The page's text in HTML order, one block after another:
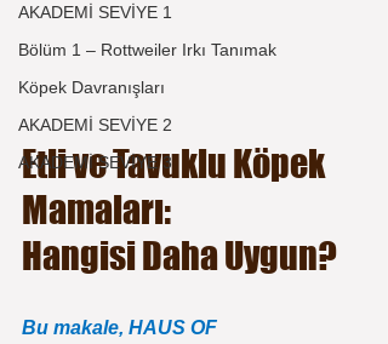
AKADEMİ SEVİYE 1
Bölüm 1 – Rottweiler Irkı Tanımak
Köpek Davranışları
AKADEMİ SEVİYE 2
AKADEMİ SEVİYE 3
Etli ve Tavuklu Köpek
Mamaları:
Hangisi Daha Uygun?
Bu makale, HAUS OF